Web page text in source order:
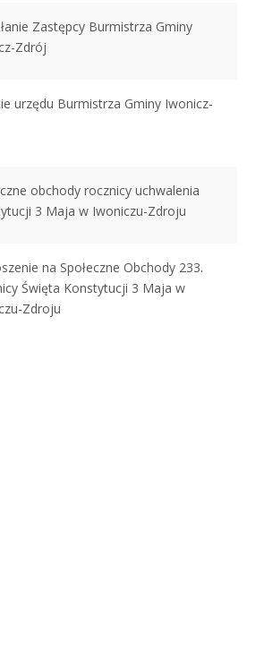
Zastępcy Burmistrza Gminy
Zdrój
urzędu Burmistrza Gminy Iwonicz-
obchody rocznicy uchwalenia
3 Maja w Iwoniczu-Zdroju
na Społeczne Obchody 233.
Święta Konstytucji 3 Maja w
Zdroju